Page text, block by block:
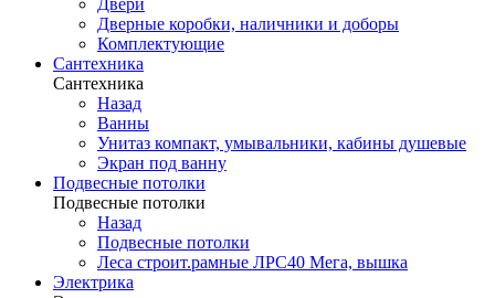
Двери
Дверные коробки, наличники и доборы
Комплектующие
Сантехника
Сантехника
Назад
Ванны
Унитаз компакт, умывальники, кабины душевые
Экран под ванну
Подвесные потолки
Подвесные потолки
Назад
Подвесные потолки
Леса строит.рамные ЛРС40 Мега, вышка
Электрика